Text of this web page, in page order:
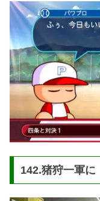
142.猪狩一軍に